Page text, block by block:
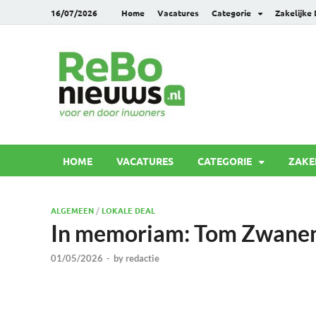
16/07/2026 Home Vacatures Categorie Zakelijke
HOME VACATURES CATEGORIE
ALGEMEEN / LOKALE DEAL
In memoriam: Tom
01/05/2026 - by redactie